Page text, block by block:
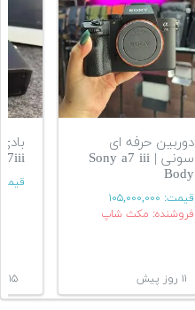
دوربین حرفه ای
سونی | Sony a7 iii
Body
قیمت: ۱۰۵,۰۰۰,۰۰۰
فروشنده: مکث شاپ
۱۱ روز پیش
a7iii
۱۵ روز پیش